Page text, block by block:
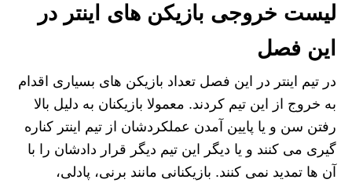
لیست خروجی بازیکن های اینتر در
این فصل
در تیم اینتر در این فصل تعداد بازیکن های بسیاری اقدام
به خروج از این تیم کردند. معمولا بازیکنان به دلیل بالا
رفتن سن و یا پایین آمدن عملکردشان از تیم اینتر کناره
گیری می کنند و یا دیگر این تیم دیگر قرار دادشان را با
آن ها تمدید نمی کنند. بازیکنانی مانند برنی، پادلی،